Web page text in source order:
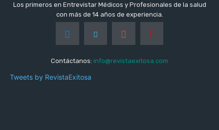
Los primeros en Entrevistar Médicos y Profesionales de la salud
con más de 14 años de experiencia.
Contáctanos: info@revistaexitosa.com
Tweets by RevistaExitosa